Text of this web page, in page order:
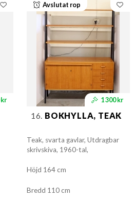
kr
Avslutat rop
1 300 kr
16. BOKHYLLA, TEAK
Teak, svarta gavlar, Utdragbar
skrivskiva, 1960-tal,
Höjd 164 cm
Bredd 110 cm